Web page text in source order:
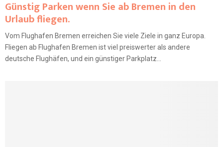
Günstig Parken wenn Sie ab Bremen in den
Urlaub fliegen.
Vom Flughafen Bremen erreichen Sie viele Ziele in ganz Europa.
Fliegen ab Flughafen Bremen ist viel preiswerter als andere
deutsche Flughäfen, und ein günstiger Parkplatz...